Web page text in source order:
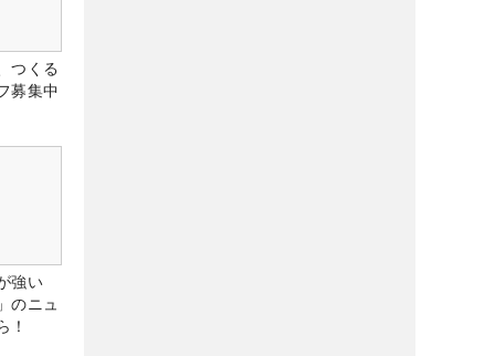
つくる
募集中
強い
のニュ
！